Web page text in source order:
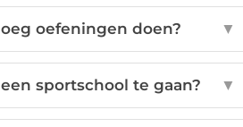
oefeningen doen? ▼
sportschool te gaan? ▼